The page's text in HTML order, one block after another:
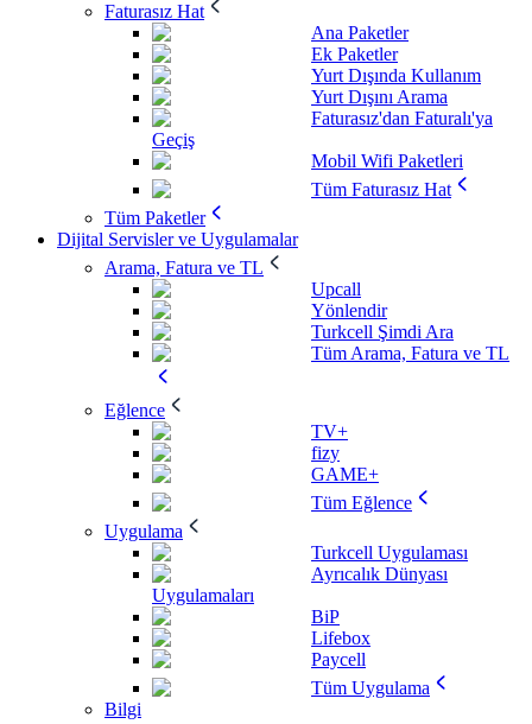
Faturasız Hat
Ana Paketler
Ek Paketler
Yurt Dışında Kullanım
Yurt Dışını Arama
Faturasız'dan Faturalı'ya
Geçiş
Mobil Wifi Paketleri
Tüm Faturasız Hat
Tüm Paketler
Dijital Servisler ve Uygulamalar
Arama, Fatura ve TL
Upcall
Yönlendir
Turkcell Şimdi Ara
Tüm Arama, Fatura ve TL
Eğlence
TV+
fizy
GAME+
Tüm Eğlence
Uygulama
Turkcell Uygulaması
Ayrıcalık Dünyası
Uygulamaları
BiP
Lifebox
Paycell
Tüm Uygulama
Bilgi